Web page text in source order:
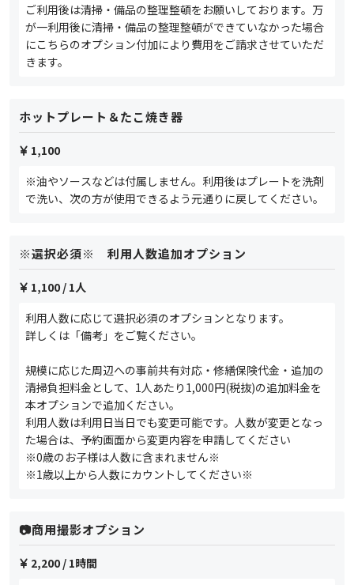
ご利用後は清掃・備品の整理整頓をお願いしております。万
が一利用後に清掃・備品の整理整頓ができていなかった場合
にこちらのオプション付加により費用をご請求させていただ
きます。
ホットプレート＆たこ焼き器
1,100
※油やソースなどは付属しません。利用後はプレートを洗剤
で洗い、次の方が使用できるよう元通りに戻してください。
※選択必須※ 利用人数追加オプション
1,100 / 1人
利用人数に応じて選択必須のオプションとなります。
詳しくは「備考」をご覧ください。
規模に応じた周辺への事前共有対応・修繕保険代金・追加の
清掃負担料金として、1人あたり1,000円(税抜)の追加料金を
本オプションで追加ください。
利用人数は利用日当日でも変更可能です。人数が変更となっ
た場合は、予約画面から変更内容を申請してください
※0歳のお子様は人数に含まれません※
※1歳以上から人数にカウントしてください※
📷️商用撮影オプション
2,200 / 1時間